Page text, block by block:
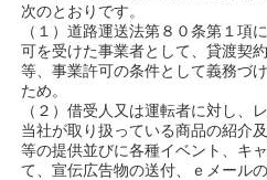
次のとおりです。
（１）道路運送法第８０条第１項
可を受けた事業者として、貸渡契
等、事業許可の条件として義務づ
ため。
（２）借受人又は運転者に対し、
当社が取り扱っている商品の紹介
等の提供並びに各種イベント、キ
て、宣伝広告物の送付、ｅメール